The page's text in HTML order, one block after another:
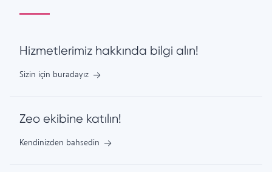
Hizmetlerimiz hakkında bilgi alın!
Sizin için buradayız
Zeo ekibine katılın!
Kendinizden bahsedin